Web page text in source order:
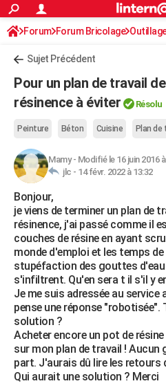
ACTUALITÉS
Politique
Société
Faits Divers
Education
Monde
Villes
+
Programme TV
Streaming
Cinéma
Sorties cinéma
Musique
FINANCE
Retraite
Impôts
Epargne
Immobilier
Risques naturels par ville
Banque
Assurance
Crédit
AUTO
Essais
Réserver un essai
Citadines
Berlines
SUV
Forum auto
HIGH-TECH
Mobiles
Meilleur smartphone
Internet
Ordinateurs
Jeux vidéo
Guide high-tech
BRICOLAGE
Forum
Aménagement intérieur
Extérieur
Cuisine
Salle de bains
Jardinage
Rangement
WEEK-END
Guides de France
Escapades
Patrimoine
Expositions
Musées
Week-end nature
+LIFESTYLE
Art de vivre
Bien-être
Loisirs
Mode
Modes de vie
SANTE
Alimentation
Guide de la santé
Maladies
Médicaments
Sommeil
VOYAGE
Destinations
City break
Voyage nature
Voyage de noces
Forum
Climat
+PHOTO
GUIDES D'ACHAT
BONS PLANS
Forum Forum Bricolage
Sujet Précédent
Pour un plan de travail
résinence à éviter
Résolu
Peinture Béton Cuisine Plan de
Mamy- Modifié le 16 juin 2016
jlc - 14 févr. 2022 à 13:32
Bonjour,
je viens de terminer un plan de
résinence, j'ai passé comme il
couches de résine en ayant
monde d'emploi et les temps
stupéfaction des gouttes
s'infiltrent. Qu'en sera t il s'il y
Je me suis adressée au service
pense une réponse "robotisée".
solution ?
Acheter encore un pot de
sur mon plan de travail ! Aucun
part. J'aurais dû lire les retours
Qui aurait une solution ? Merci